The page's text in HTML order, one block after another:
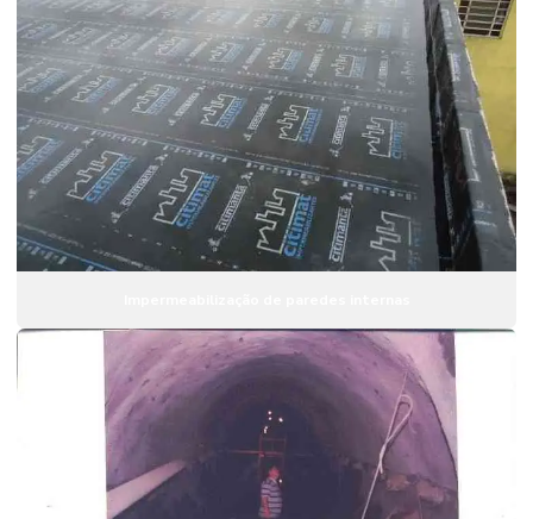
Impermeabilização de lajes em sp
Impermeabilização de lajes sp
Impermeabilização com manta
Impermeabilização com manta aluminizada
Impermeabilização com manta asfáltica
Impermeabilização de paredes
Impermeabilização de piscinas
Impermeabilização de piscinas de alvenaria
Impermeabilização de piscinas de concreto
Impermeabilização de reservatório de água
Impermeabilização de reservatórios